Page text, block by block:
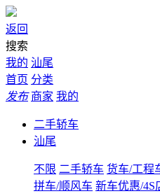
返回
搜索
我的 汕尾
首页 分类
发布 商家 我的
二手轿车
汕尾
不限 二手轿车 货车/工程
拼车/顺风车 新车优惠/4S